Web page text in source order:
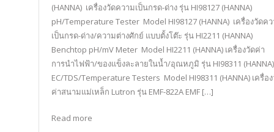
(HANNA) เครื่องวัดความเป็นกรด-ด่าง รุ่น HI98127 (HANNA)
pH/Temperature Tester Model HI98127 (HANNA) เครื่องวัดค
เป็นกรด-ด่าง/ความต่างศักย์ แบบตั้งโต๊ะ รุ่น HI2211 (HANNA)
Benchtop pH/mV Meter Model HI2211 (HANNA) เครื่องวัดค่า
การนำไฟฟ้า/ของแข็งละลายในน้ำ/อุณหภูมิ รุ่น HI98311 (HANNA)
EC/TDS/Temperature Testers Model HI98311 (HANNA) เครื่อ
ค่าสนามแม่เหล็ก Lutron รุ่น EMF-822A EMF […]
Read more